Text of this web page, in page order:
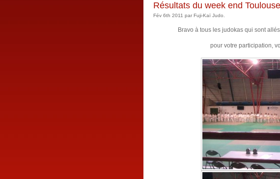
Résultats du week end
Fév 6th 2011 par Fuji-Kaï Judo.
Bravo à tous les judokas qui sont
pour votre participation,